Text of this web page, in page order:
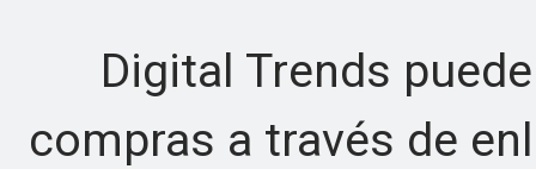
Digital Trends puede
compras a través de